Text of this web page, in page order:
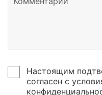
Настоящим
согласен с